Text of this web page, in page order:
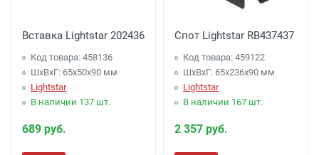
Вставка Lightstar 202436
Код товара: 458136
ШхВхГ: 65x50x90 мм
Lightstar
В наличии 137 шт.
689 руб.
Спот Lightstar RB437437
Код товара: 459122
ШхВхГ: 65x236x90 мм
Lightstar
В наличии 167 шт.
2 357 руб.